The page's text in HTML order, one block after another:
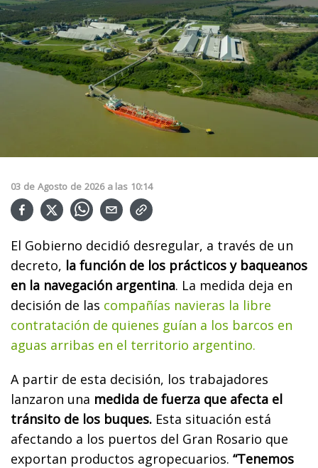
03 de Agosto de 2026 a las 10:14
El Gobierno decidió desregular, a través de un
decreto, la función de los prácticos y baqueanos
en la navegación argentina. La medida deja en
decisión de las compañías navieras la libre
contratación de quienes guían a los barcos en
aguas arribas en el territorio argentino.
A partir de esta decisión, los trabajadores
lanzaron una medida de fuerza que afecta el
tránsito de los buques. Esta situación está
afectando a los puertos del Gran Rosario que
exportan productos agropecuarios. “Tenemos